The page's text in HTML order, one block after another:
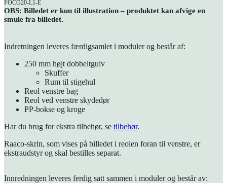
FOCO20-L1-E
OBS: Billedet er kun til illustration – produktet kan afvige en
smule fra billedet.
Indretningen leveres færdigsamlet i moduler og består af:
250 mm højt dobbeltgulv
Skuffer
Rum til stigehul
Reol venstre bag
Reol ved venstre skydedør
PP-bokse og kroge
Har du brug for ekstra tilbehør, se tilbehør.
Raaco-skrin, som vises på billedet i reolen foran til venstre, er
ekstraudstyr og skal bestilles separat.
Innredningen leveres ferdig satt sammen i moduler og består av: